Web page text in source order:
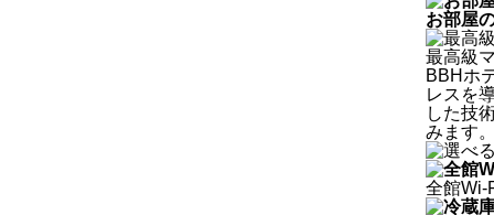
お部屋
最高級
BBHホ
レスを
した技
みます
全館Wi-